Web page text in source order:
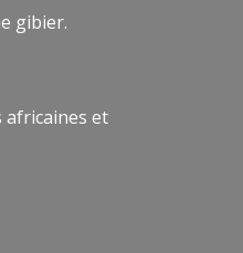
gibier.
africaines et